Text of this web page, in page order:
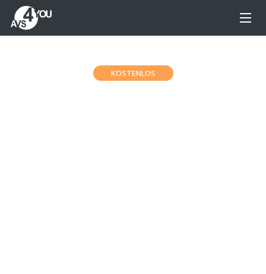
KOSTENLOS